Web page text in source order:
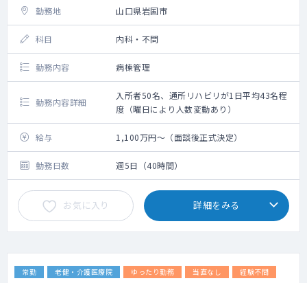
勤務地 山口県岩国市
科目 内科・不問
勤務内容 病棟管理
勤務内容詳細
入所者50名、通所リハビリが1日平均43名程
度（曜日により人数変動あり）
給与 1,100万円～（面談後正式決定）
勤務日数 週5日（40時間）
お気に入り 詳細をみる
常勤 老健・介護医療院 ゆったり勤務 当直なし 経験不問